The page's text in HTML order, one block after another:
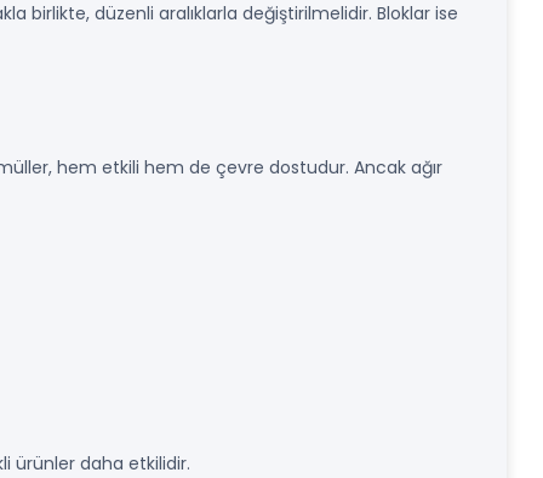
birlikte, düzenli aralıklarla değiştirilmelidir. Bloklar ise
hem etkili hem de çevre dostudur. Ancak ağır
ürünler daha etkilidir.